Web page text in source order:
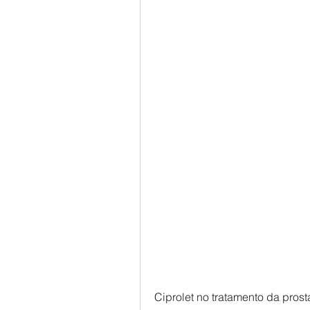
Ciprolet no tratamento da